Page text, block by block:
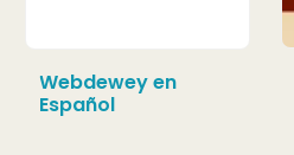
Webdewey en
Español